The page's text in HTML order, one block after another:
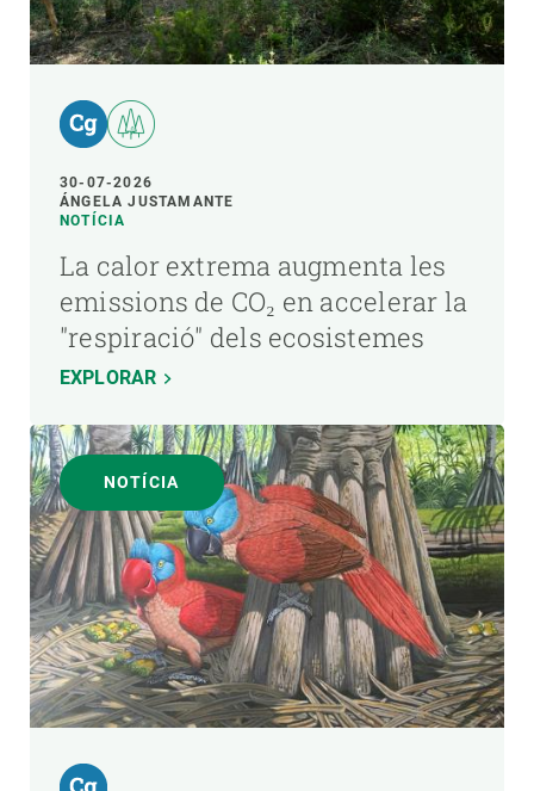
30-07-2026
ÁNGELA JUSTAMANTE
NOTÍCIA
La calor extrema augmenta les
emissions de CO₂ en accelerar la
"respiració" dels ecosistemes
EXPLORAR
NOTÍCIA